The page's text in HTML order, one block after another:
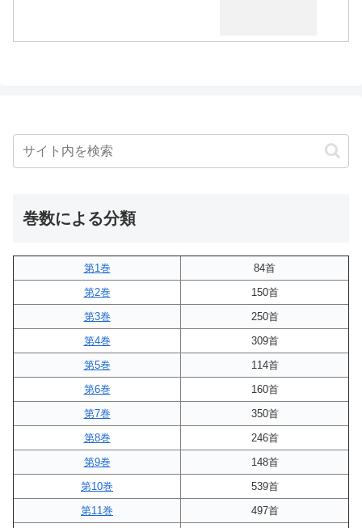
巻数による分類
第1巻
84首
第2巻
150首
第3巻
250首
第4巻
309首
第5巻
114首
第6巻
160首
第7巻
350首
第8巻
246首
第9巻
148首
第10巻
539首
第11巻
497首